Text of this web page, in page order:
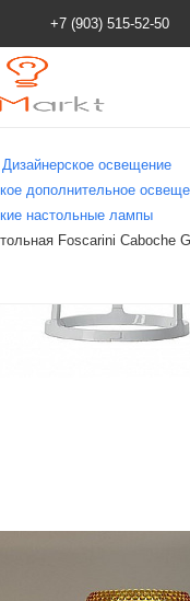
+7 (903) 515-52-50
Дизайнерское освещение
дополнительное
настольные лампы
Foscarini Caboche